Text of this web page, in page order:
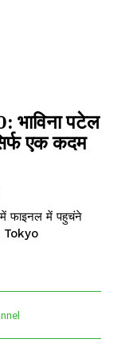
पटेल
एक कदम
फाइनल में पहुचंने